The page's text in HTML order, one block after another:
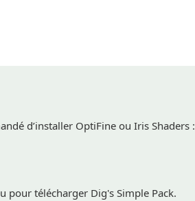
d’installer OptiFine ou Iris Shaders :
pour télécharger Dig's Simple Pack.